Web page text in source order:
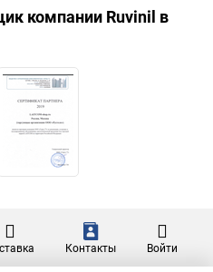
компании Ruvinil в
Контакты Войти